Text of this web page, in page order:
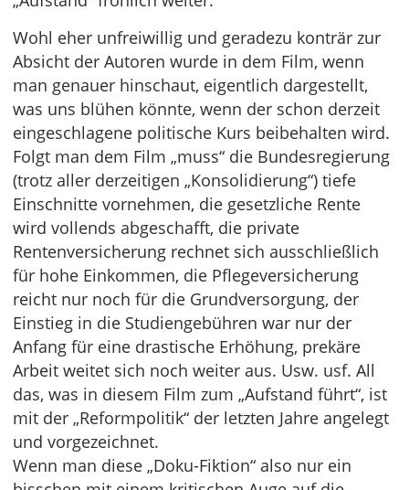
Wohl eher unfreiwillig und geradezu konträr zur
Absicht der Autoren wurde in dem Film, wenn
man genauer hinschaut, eigentlich dargestellt,
was uns blühen könnte, wenn der schon derzeit
eingeschlagene politische Kurs beibehalten wird.
Folgt man dem Film „muss“ die Bundesregierung
(trotz aller derzeitigen „Konsolidierung“) tiefe
Einschnitte vornehmen, die gesetzliche Rente
wird vollends abgeschafft, die private
Rentenversicherung rechnet sich ausschließlich
für hohe Einkommen, die Pflegeversicherung
reicht nur noch für die Grundversorgung, der
Einstieg in die Studiengebühren war nur der
Anfang für eine drastische Erhöhung, prekäre
Arbeit weitet sich noch weiter aus. Usw. usf. All
das, was in diesem Film zum „Aufstand führt“, ist
mit der „Reformpolitik“ der letzten Jahre angelegt
und vorgezeichnet.
Wenn man diese „Doku-Fiktion“ also nur ein